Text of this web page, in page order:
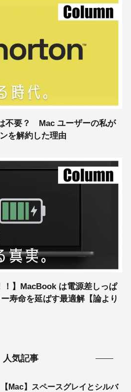
不要？ Mac ユーザーの私が
を解約した理由
！】MacBook は電源差しっぱ
寿命を延ばす最適解【論より
人気記事
【Mac】スペースグレイとシルバ